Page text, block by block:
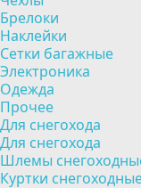
Брелоки
Наклейки
Сетки багажные
Электроника
Одежда
Прочее
Для снегохода
Для снегохода
Шлемы
Куртки